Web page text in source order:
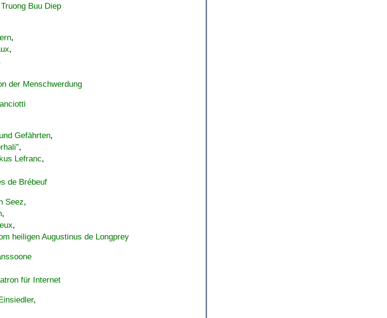
Buu Diep
,
,
der Menschwerdung
Gefährten,
,
Lefranc,
de Brébeuf
Seez,
,
,
heiligen Augustinus de Longprey
für Internet
,